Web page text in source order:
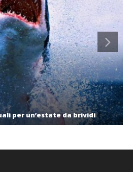
per un’estate da brividi